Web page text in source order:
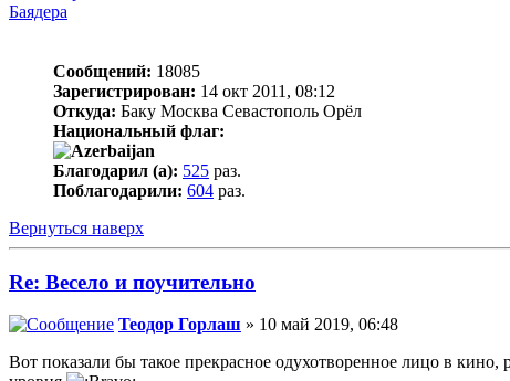
Баядера
Сообщений: 18085
Зарегистрирован: 14 окт 2011, 08:12
Откуда: Баку Москва Севастополь Орёл
Национальный флаг:
Благодарил (а): 525 раз.
Поблагодарили: 604 раз.
Вернуться наверх
Re: Весело и поучительно
Теодор Горлаш » 10 май 2019, 06:48
Вот показали бы такое прекрасное одухотворенное лицо в